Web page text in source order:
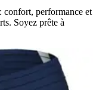
confort, performance et
Soyez prête à